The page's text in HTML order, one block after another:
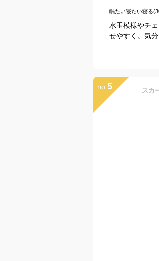
眠たい寝たい寝る
水玉模様やチ
せやすく。気
no. 5